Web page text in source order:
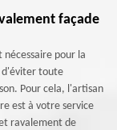
façade
pour la
d'éviter toute
Pour cela, l'artisan
est à votre service
ravalement de